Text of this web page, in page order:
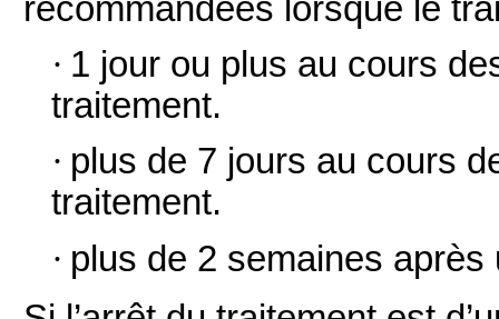
recommandées lorsque le
· 1 jour ou plus au cours
traitement.
· plus de 7 jours au cours
traitement.
· plus de 2 semaines